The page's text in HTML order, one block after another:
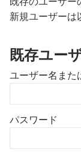
新規ユーザーは
既存ユー
ユーザー名また
パスワード